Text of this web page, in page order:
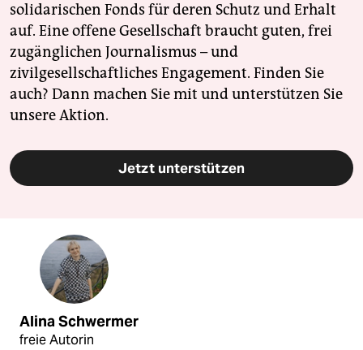
solidarischen Fonds für deren Schutz und Erhalt
auf. Eine offene Gesellschaft braucht guten, frei
zugänglichen Journalismus – und
zivilgesellschaftliches Engagement. Finden Sie
auch? Dann machen Sie mit und unterstützen Sie
unsere Aktion.
Jetzt unterstützen
Alina Schwermer
freie Autorin